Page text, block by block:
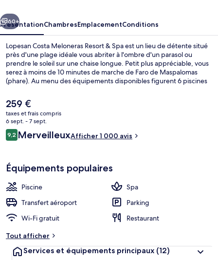
&
Spa
Suivant
60+
PrésentationChambresEmplacementConditions
Lopesan Costa Meloneras Resort & Spa est un lieu de détente situé
près d'une plage idéale vous abriter à l'ombre d'un parasol ou
prendre le soleil sur une chaise longue. Petit plus appréciable, vous
serez à moins de 10 minutes de marche de Faro de Maspalomas
(phare). Au menu des équipements disponibles figurent 6 piscines
moments de pure détente. Vous pourrez également prendre soin
de vous au spa grâce à des massages aux pierres chaudes, des soins
d'aromathérapie et des soins d'hydrothérapie. L'établissement
Gastro Buffet Alameda sert le petit déjeuner et le dîner. Cet hôtel
de luxe abrite en outre 4 bars en bord de piscine, un casino et un
club pour enfants (gratuit). La piscine rafraîchissante et le personnel
Le
prix
actuel
est
de
259 €
taxes et frais compris
6 sept. - 7 sept.
Avis
voyageurs
9,29,2 sur 10
MerveilleuxAfficher 1 000 avis
Équipements populaires
Piscine
Spa
Transfert aéroport
Parking
Wi-Fi gratuit
Restaurant
Tout afficher
Services et équipements principaux (12)